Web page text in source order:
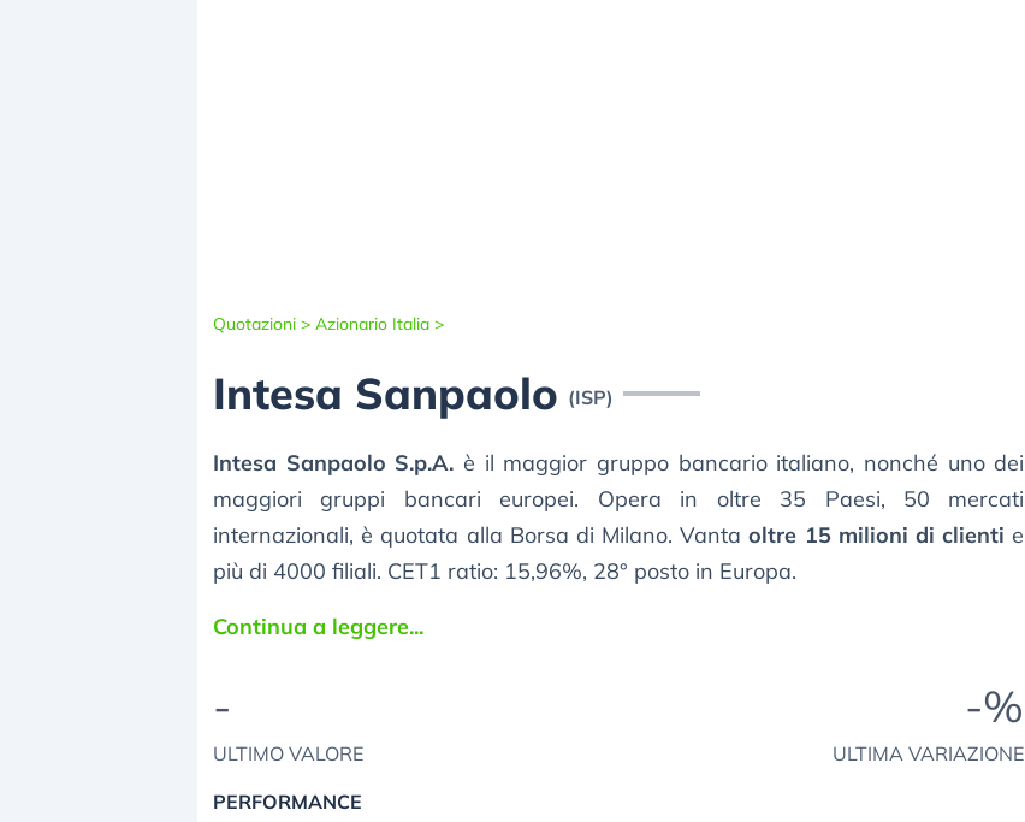
Quotazioni > Azionario Italia >
Intesa Sanpaolo (ISP)
Intesa Sanpaolo S.p.A. è il maggior gruppo bancario italiano, nonché uno dei
maggiori gruppi bancari europei. Opera in oltre 35 Paesi, 50 mercati
internazionali, è quotata alla Borsa di Milano. Vantaoltre 15 milioni di clienti e
più di 4000 filiali. CET1 ratio: 15,96%, 28° posto in Europa.
Continua a leggere...
-
ULTIMO VALORE
-%
ULTIMA VARIAZIONE
PERFORMANCE